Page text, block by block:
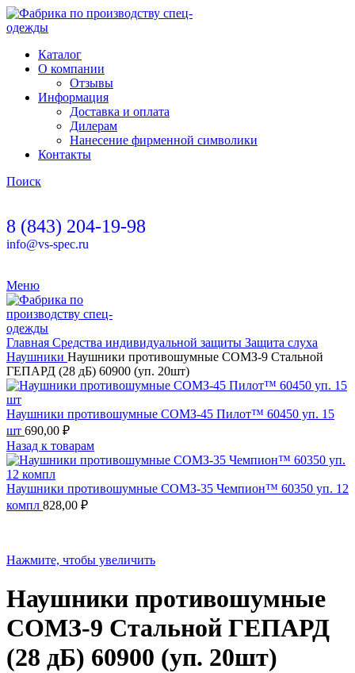
Каталог
О компании
Отзывы
Информация
Доставка и оплата
Дилерам
Нанесение фирменной символики
Контакты
Поиск
8 (843) 204-19-98
info@vs-spec.ru
Меню
Главная Средства индивидуальной защиты Защита слуха
Наушники Наушники противошумные СОМЗ-9 Стальной
ГЕПАРД (28 дБ) 60900 (уп. 20шт)
Наушники противошумные СОМЗ-45 Пилот™ 60450 уп. 15
шт 690,00 ₽
Назад к товарам
Наушники противошумные СОМЗ-35 Чемпион™ 60350 уп. 12
компл 828,00 ₽
Нажмите, чтобы увеличить
Наушники противошумные
СОМЗ-9 Стальной ГЕПАРД
(28 дБ) 60900 (уп. 20шт)